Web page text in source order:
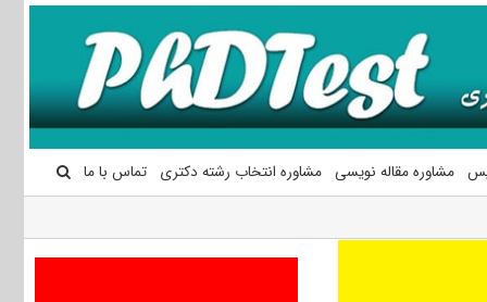
مشاوره مقاله نویسی مشاوره انتخاب رشته دکتری تماس با ما